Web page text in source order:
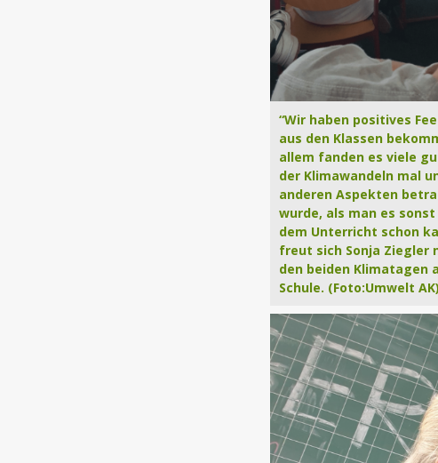
“Wir haben positives
aus den Klassen
allem fanden es viele
der Klimawandeln mal
anderen Aspekten
wurde, als man es sonst
dem Unterricht schon
freut sich Sonja Ziegler
den beiden Klimatagen
Schule. (Foto:Umwelt AK)